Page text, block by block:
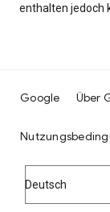
enthalten jedoch
Google Über
Deutsch